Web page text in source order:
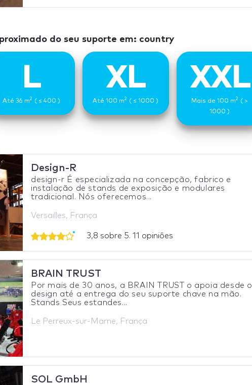
do seu suporte em: country
L
Até 36 m2 ( ≤ 400 )
XL
Até 100 m2 ( ≤ 1000 )
XXL
Mais de 100 m2
( >
1000 )
Design-R
design-r É especializada na concepção, fabrico e
instalação de stands de exposição e modulares
tradicional. Nós oferecemos...
Versailles, França
3,8 sobre 5. 11 opiniões
BRAIN TRUST
Por mais de 30 anos, a BRAIN TRUST o apoia desde o
design até a entrega do seu suporte chave na mão.
Stands Seus estandes...
Le Perreux-sur-Marne, França
SOL GmbH